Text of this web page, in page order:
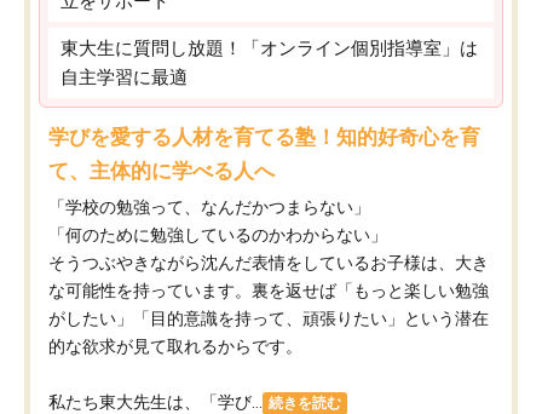
東大生に質問し放題！「オンライン個別指導室」は
自主学習に最適
学びを愛する人材を育てる塾！知的好奇心を育
て、主体的に学べる人へ
「学校の勉強って、なんだかつまらない」
「何のために勉強しているのかわからない」
そうつぶやきながら沈んだ表情をしているお子様は、大き
な可能性を持っています。裏を返せば「もっと楽しい勉強
がしたい」「目的意識を持って、頑張りたい」という潜在
的な欲求が見て取れるからです。
私たち東大先生は、「学び... 続きを読む